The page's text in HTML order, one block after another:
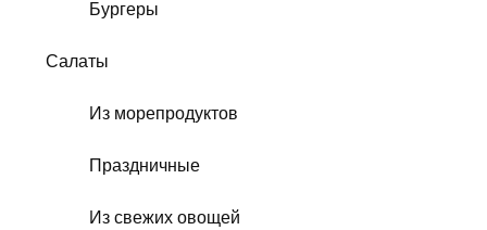
Бургеры
Салаты
Из морепродуктов
Праздничные
Из свежих овощей